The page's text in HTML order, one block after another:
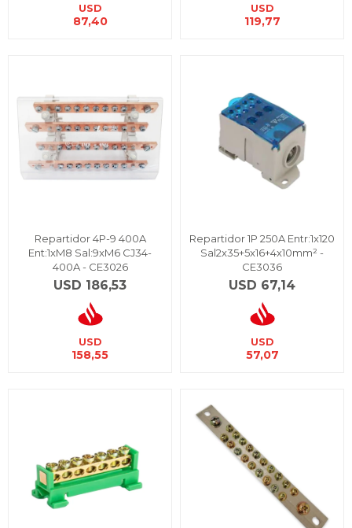
USD
87,40
USD
119,77
Repartidor 4P-9 400A
Ent:1xM8 Sal:9xM6 CJ34-
400A - CE3026
USD 186,53
USD
158,55
Repartidor 1P 250A Entr:1x120
Sal2x35+5x16+4x10mm² -
CE3036
USD 67,14
USD
57,07